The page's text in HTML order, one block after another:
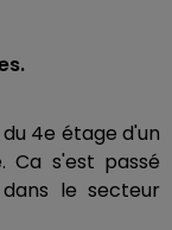
4e étage d'un
Ca s'est passé
le secteur